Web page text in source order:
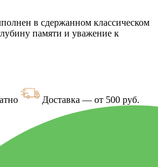
в сдержанном классическом
памяти и уважение к
Доставка — от 500 руб.